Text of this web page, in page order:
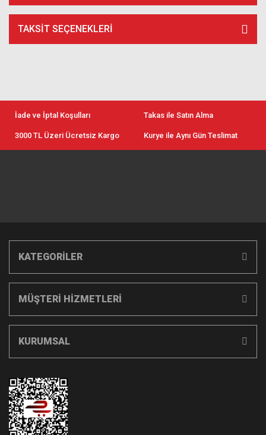
TAKSIT SEÇENEKLERI
İade ve İptal Koşulları Takas ile Satın Alma
3000 TL Üzeri Ücretsiz Kargo Kurye ile Aynı Gün Teslimat
KATEGORİLER
MÜŞTERİ HİZMETLERİ
KURUMSAL